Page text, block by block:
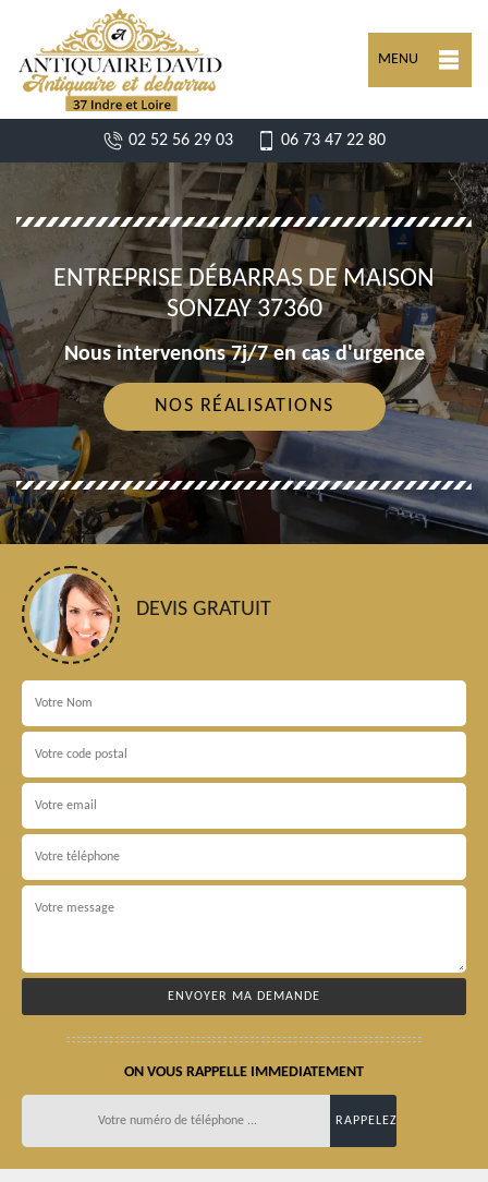
MENU
02 52 56 29 03 06 73 47 22 80
ENTREPRISE DÉBARRAS DE MAISON
SONZAY 37360
Nous intervenons 7j/7 en cas d'urgence
NOS RÉALISATIONS
DEVIS GRATUIT
ON VOUS RAPPELLE IMMEDIATEMENT